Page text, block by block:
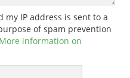
my IP address is sent to a
of spam prevention
More information on